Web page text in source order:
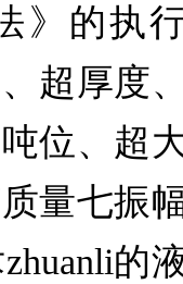
》的执
、超厚
位、
量七
的